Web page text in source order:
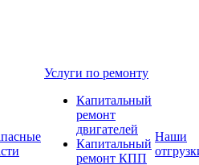
Услуги по ремонту
Капитальный
ремонт
двигателей
Капитальный
ремонт КПП
Наши